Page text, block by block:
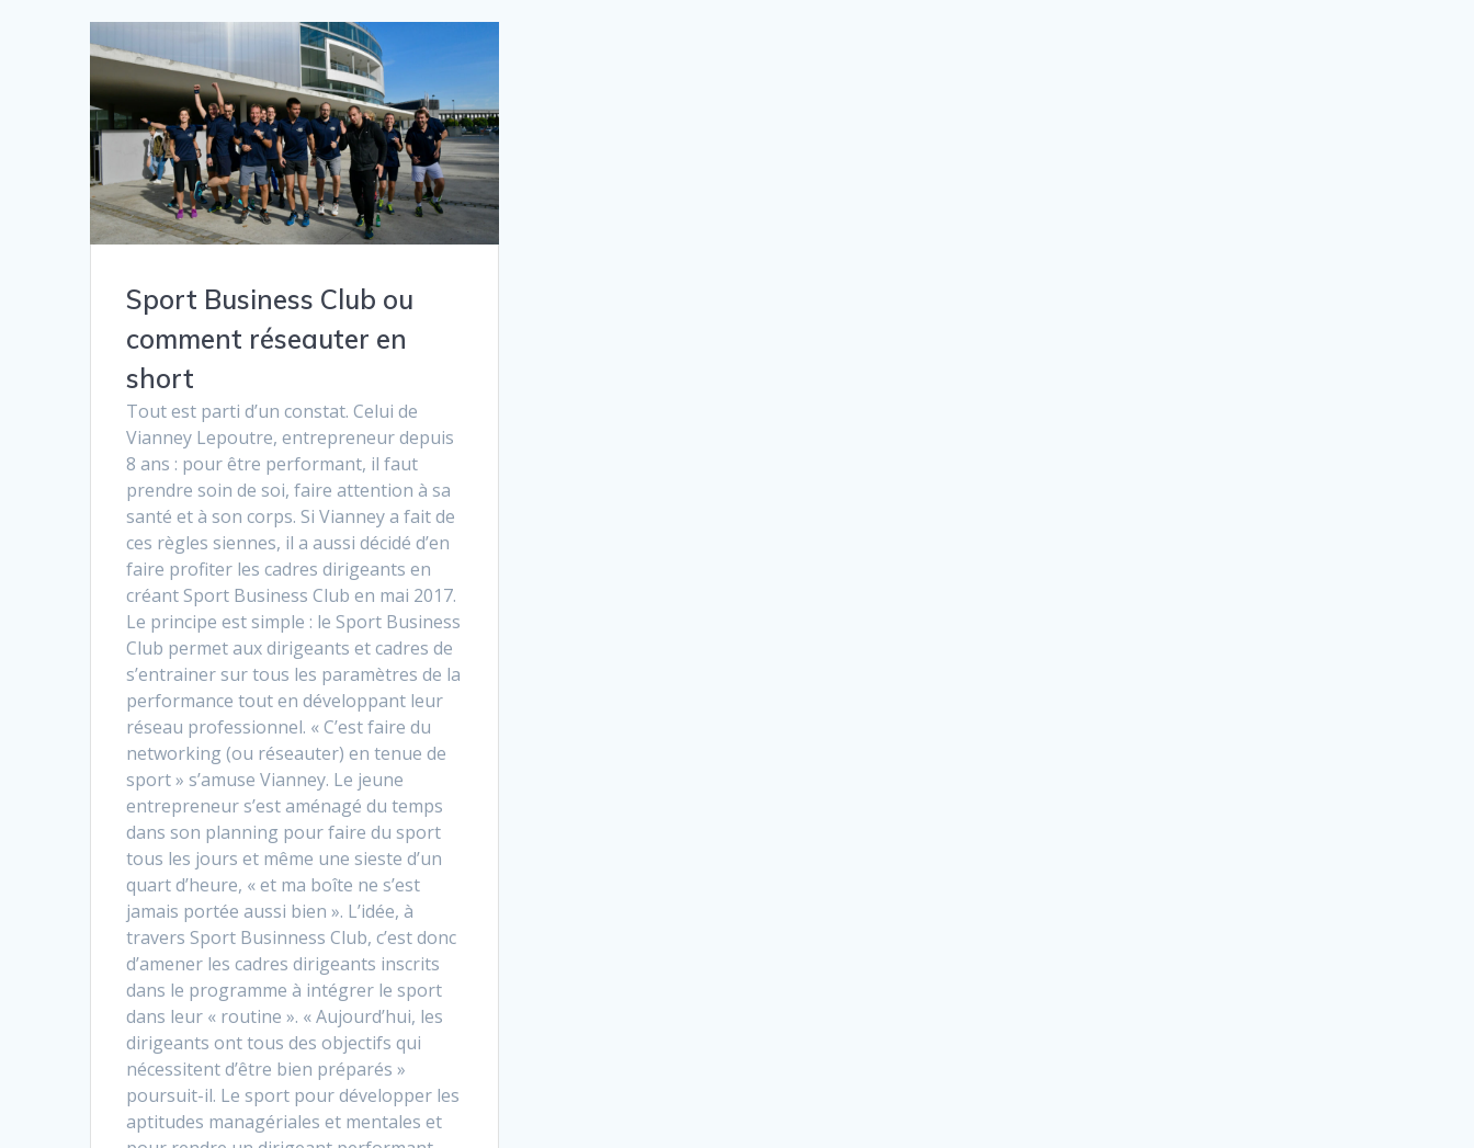
Sport Business Club ou
comment réseauter en
short
Tout est parti d’un constat. Celui de
Vianney Lepoutre, entrepreneur depuis
8 ans : pour être performant, il faut
prendre soin de soi, faire attention à sa
santé et à son corps. Si Vianney a fait de
ces règles siennes, il a aussi décidé d’en
faire profiter les cadres dirigeants en
créant Sport Business Club en mai 2017.
Le principe est simple : le Sport Business
Club permet aux dirigeants et cadres de
s’entrainer sur tous les paramètres de la
performance tout en développant leur
réseau professionnel. « C’est faire du
networking (ou réseauter) en tenue de
sport » s’amuse Vianney. Le jeune
entrepreneur s’est aménagé du temps
dans son planning pour faire du sport
tous les jours et même une sieste d’un
quart d’heure, « et ma boîte ne s’est
jamais portée aussi bien ». L’idée, à
travers Sport Businness Club, c’est donc
d’amener les cadres dirigeants inscrits
dans le programme à intégrer le sport
dans leur « routine ». « Aujourd’hui, les
dirigeants ont tous des objectifs qui
nécessitent d’être bien préparés »
poursuit-il. Le sport pour développer les
aptitudes managériales et mentales et